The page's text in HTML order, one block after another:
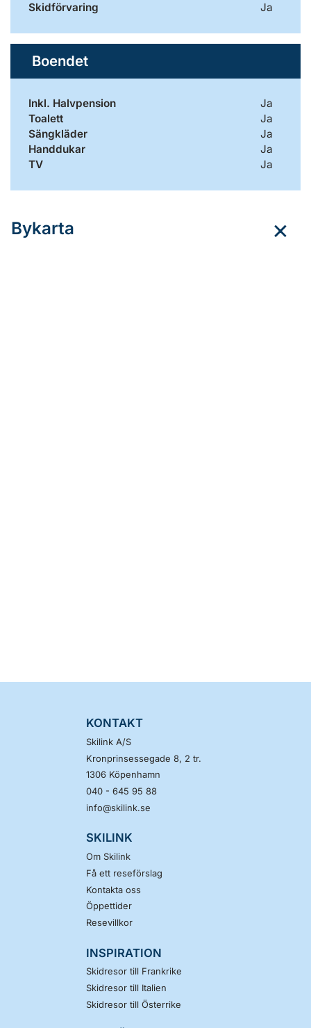
Skidförvaring
Ja
Boendet
Inkl. Halvpension
Ja
Toalett
Ja
Sängkläder
Ja
Handdukar
Ja
TV
Ja
Bykarta
KONTAKT
Skilink A/S
Kronprinsessegade 8, 2 tr.
1306 Köpenhamn
040 - 645 95 88
info@skilink.se
SKILINK
Om Skilink
Få ett reseförslag
Kontakta oss
Öppettider
Resevillkor
INSPIRATION
Skidresor till Frankrike
Skidresor till Italien
Skidresor till Österrike